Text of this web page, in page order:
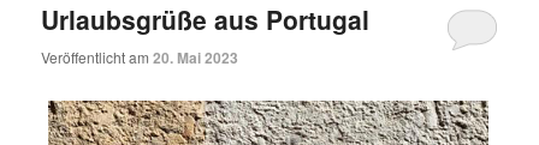
Urlaubsgrüße aus Portugal
Veröffentlicht am20. Mai 2023